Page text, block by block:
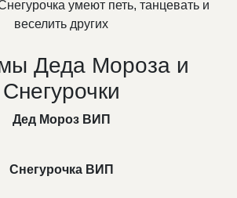
умеют петь, танцевать и
веселить других
Деда Мороза и
Снегурочки
Дед Мороз ВИП
Снегурочка ВИП